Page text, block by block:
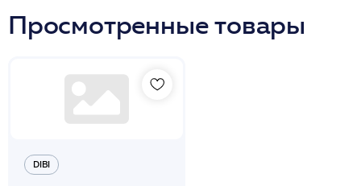
Просмотренные товары
DIBI